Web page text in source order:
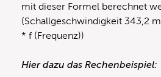
mit dieser Formel berechnet
(Schallgeschwindigkeit 343,2
* f (Frequenz))
Hier dazu das Rechenbeispiel: